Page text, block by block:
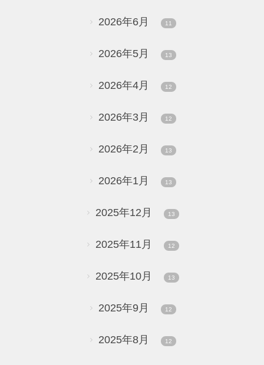
2026年6月 11
2026年5月 13
2026年4月 12
2026年3月 12
2026年2月 13
2026年1月 13
2025年12月 13
2025年11月 12
2025年10月 13
2025年9月 12
2025年8月 12